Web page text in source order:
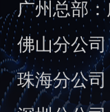
广州总部
佛山分公
珠海分公